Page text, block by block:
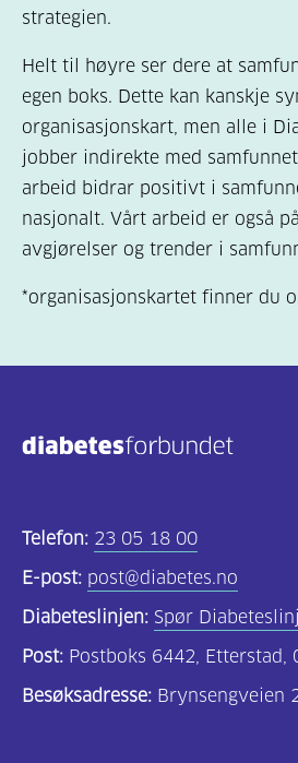
strategien.
Helt til høyre ser dere at
egen boks. Dette kan kanskje
organisasjonskart, men alle i
jobber indirekte med
arbeid bidrar positivt i
nasjonalt. Vårt arbeid er også
avgjørelser og trender i
*organisasjonskartet finner du
Telefon: 23 05 18 00
E-post: post@diabetes.no
Diabeteslinjen: Spør
Post: Postboks 6442, Etterstad,
Besøksadresse: Brynsengveien